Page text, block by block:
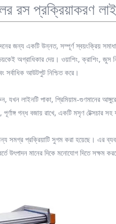
রস প্রক্রিয়াকরণ
জন্য একটি উন্নত, সম্পূর্ণ স্বয়ংক্রিয়
অগ্রাধিকার দেয়। ওয়াশিং, ক্রাশিং,
সর্বাধিক আউটপুট নিশ্চিত করে।
লাইনটি পাকা, প্রিমিয়াম-গুণমানের
গন্ধ বজায় রাখে, একটি মসৃণ টেক্সচার
প্রক্রিয়াটি সুগম করা হয়েছে। এর
উৎপাদন মানের দিকে মনোযোগ দিতে সক্ষম